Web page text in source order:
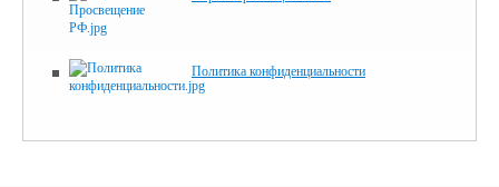
Политика конфиденциальности